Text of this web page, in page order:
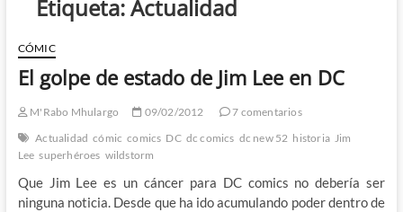
Etiqueta:Actualidad
CÓMIC
El golpe de estado de Jim Lee en DC
M'Rabo Mhulargo 09/02/2012
7 comentarios
Actualidad cómic comics DC dc comics dc new 52 historia Jim
Lee superhéroes wildstorm
Que Jim Lee es un cáncer para DC comics no debería ser
ninguna noticia. Desde que ha ido acumulando poder dentro de